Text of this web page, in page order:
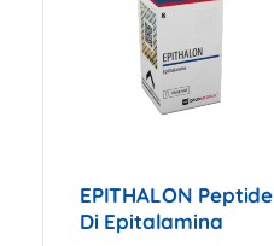
EPITHALON Peptide
Di Epitalamina